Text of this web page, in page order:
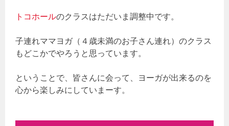
トコホールのクラスはただいま調整中です。
子連れママヨガ（４歳未満のお子さん連れ）のクラス
もどこかでやろうと思っています。
ということで、皆さんに会って、ヨーガが出来るのを
心から楽しみにしていまーす。